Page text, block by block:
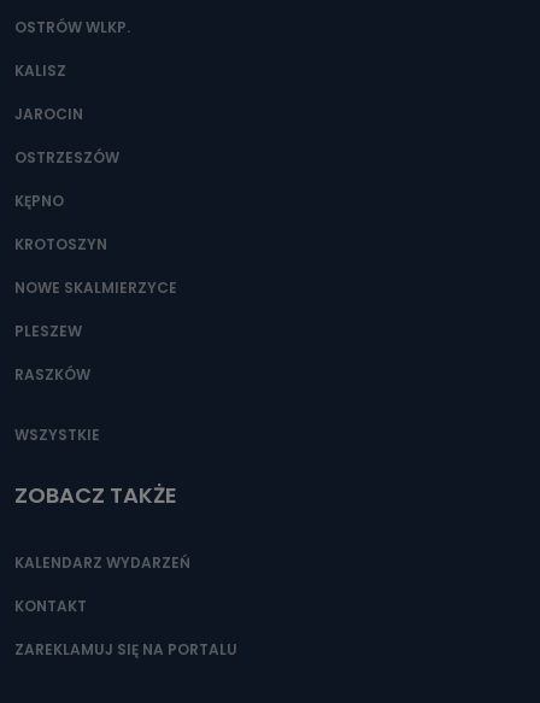
OSTRÓW WLKP.
KALISZ
JAROCIN
OSTRZESZÓW
KĘPNO
KROTOSZYN
NOWE SKALMIERZYCE
PLESZEW
RASZKÓW
WSZYSTKIE
ZOBACZ TAKŻE
KALENDARZ WYDARZEŃ
KONTAKT
ZAREKLAMUJ SIĘ NA PORTALU